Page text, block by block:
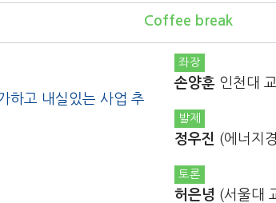
Coffee break
하고 내실있는 사업 추
좌장
손양훈 인천대
발제
정우진 (에너지
토론
허은녕 (서울대